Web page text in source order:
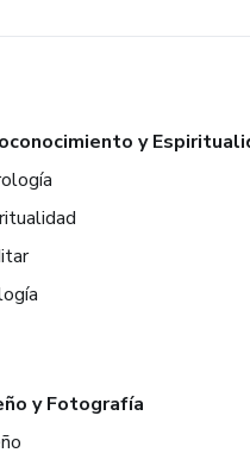
y
y Fotografía